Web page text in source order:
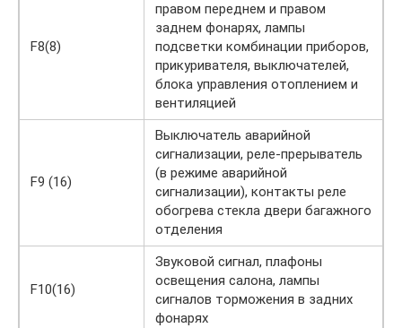
F8(8)
правом переднем и правом
заднем фонарях, лампы
подсветки комбинации приборов,
прикуривателя, выключателей,
блока управления отоплением и
вентиляцией
F9 (16)
Выключатель аварийной
сигнализации, реле-прерыватель
(в режиме аварийной
сигнализации), контакты реле
обогрева стекла двери багажного
отделения
F10(16)
Звуковой сигнал, плафоны
освещения салона, лампы
сигналов торможения в задних
фонарях